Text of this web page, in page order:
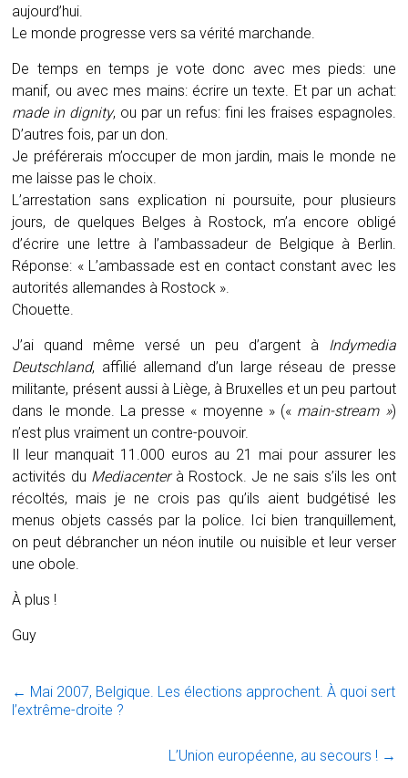
aujourd’hui.
Le monde progresse vers sa vérité marchande.
De temps en temps je vote donc avec mes pieds: une
manif, ou avec mes mains: écrire un texte. Et par un achat:
made in dignity, ou par un refus: fini les fraises espagnoles.
D’autres fois, par un don.
Je préférerais m’occuper de mon jardin, mais le monde ne
me laisse pas le choix.
L’arrestation sans explication ni poursuite, pour plusieurs
jours, de quelques Belges à Rostock, m’a encore obligé
d’écrire une lettre à l’ambassadeur de Belgique à Berlin.
Réponse: « L’ambassade est en contact constant avec les
autorités allemandes à Rostock ».
Chouette.
J’ai quand même versé un peu d’argent à Indymedia
Deutschland, affilié allemand d’un large réseau de presse
militante, présent aussi à Liège, à Bruxelles et un peu partout
dans le monde. La presse « moyenne » (« main-stream »)
n’est plus vraiment un contre-pouvoir.
Il leur manquait 11.000 euros au 21 mai pour assurer les
activités du Mediacenterà Rostock. Je ne sais s’ils les ont
récoltés, mais je ne crois pas qu’ils aient budgétisé les
menus objets cassés par la police. Ici bien tranquillement,
on peut débrancher un néon inutile ou nuisible et leur verser
une obole.
À plus !
Guy
← Mai 2007, Belgique. Les élections approchent. À quoi sert
l’extrême-droite ?
L’Union européenne, au secours ! →